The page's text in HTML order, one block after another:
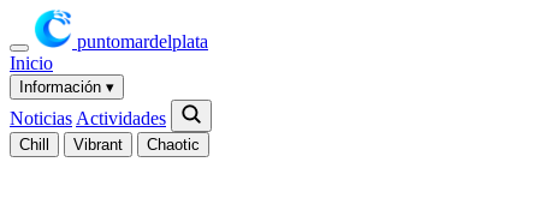
puntomardelplata
Inicio
Información ▾
Noticias Actividades
Chill Vibrant Chaotic